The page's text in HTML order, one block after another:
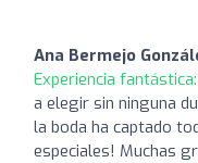
Ana Bermejo
Experiencia fantástica:
a elegir sin ninguna
la boda ha captado
especiales! Muchas